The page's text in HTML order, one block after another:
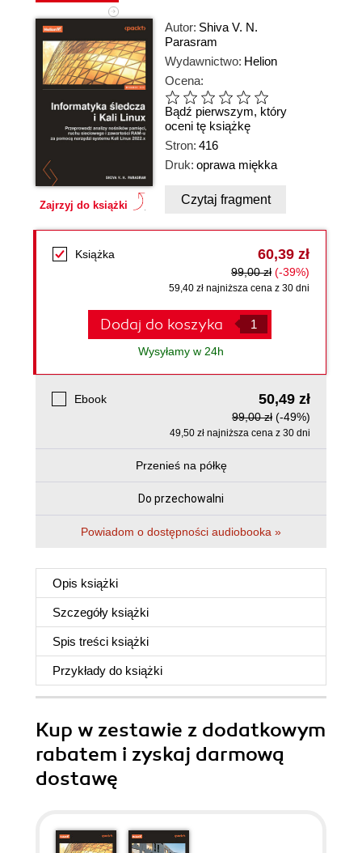
Zajrzyj do książki
Autor: Shiva V. N.
Parasram
Wydawnictwo: Helion
Ocena:
Bądź pierwszym, który
oceni tę książkę
Stron: 416
Druk: oprawa miękka
Czytaj fragment
Książka 60,39 zł
99,00 zł (-39%)
59,40 zł najniższa cena z 30 dni
Dodaj do koszyka
Wysyłamy w 24h
Ebook 50,49 zł
99,00 zł (-49%)
49,50 zł najniższa cena z 30 dni
Przenieś na półkę
Do przechowalni
Powiadom o dostępności audiobooka »
Opis książki
Szczegóły książki
Spis treści książki
Przykłady do książki
Kup w zestawie z dodatkowym
rabatem i zyskaj darmową
dostawę